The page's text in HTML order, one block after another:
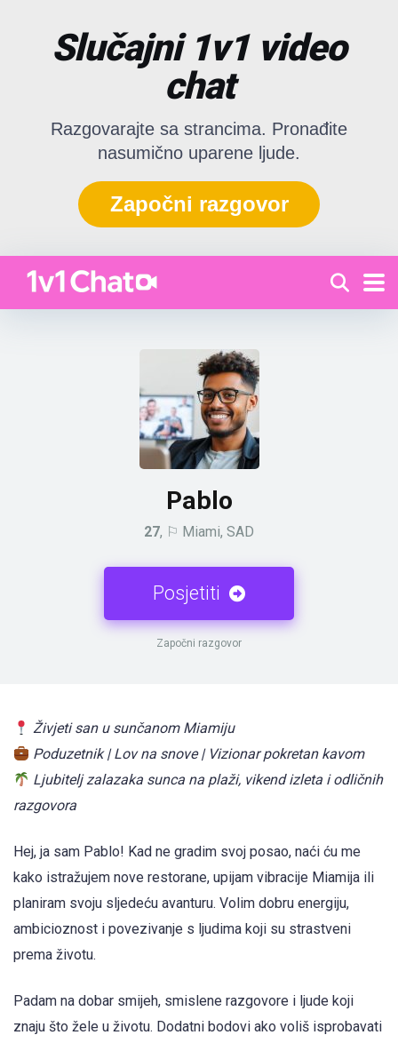
Slučajni 1v1 video
chat
Razgovarajte sa strancima. Pronađite
nasumično uparene ljude.
Započni razgovor
Pablo
27, ⚐ Miami, SAD
Posjetiti
Započni razgovor
Živjeti san u sunčanom Miamiju
Poduzetnik | Lov na snove | Vizionar pokretan kavom
Ljubitelj zalazaka sunca na plaži, vikend izleta i odličnih
razgovora
Hej, ja sam Pablo! Kad ne gradim svoj posao, naći ću me
kako istražujem nove restorane, upijam vibracije Miamija ili
planiram svoju sljedeću avanturu. Volim dobru energiju,
ambicioznost i povezivanje s ljudima koji su strastveni
prema životu.
Padam na dobar smijeh, smislene razgovore i ljude koji
znaju što žele u životu. Dodatni bodovi ako voliš isprobavati